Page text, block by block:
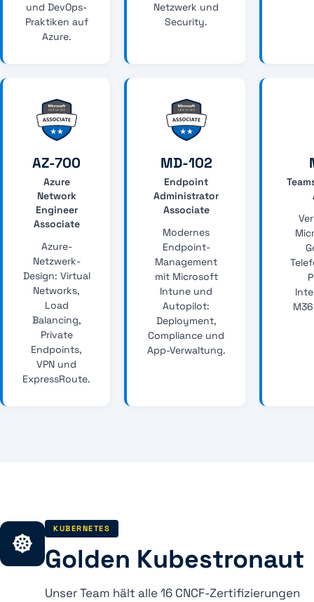
und DevOps-
Praktiken auf
Azure.
Netzwerk und
Security.
AZ-700
Azure
Network
Engineer
Associate
Azure-
Netzwerk-
Design: Virtual
Networks,
Load
Balancing,
Private
Endpoints,
VPN und
ExpressRoute.
MD-102
Endpoint
Administrator
Associate
Modernes
Endpoint-
Management
mit Microsoft
Intune und
Autopilot:
Deployment,
Compliance und
App-Verwaltung.
KUBERNETES
Golden Kubestronaut
Unser Team hält alle 16 CNCF-Zertifizierungen